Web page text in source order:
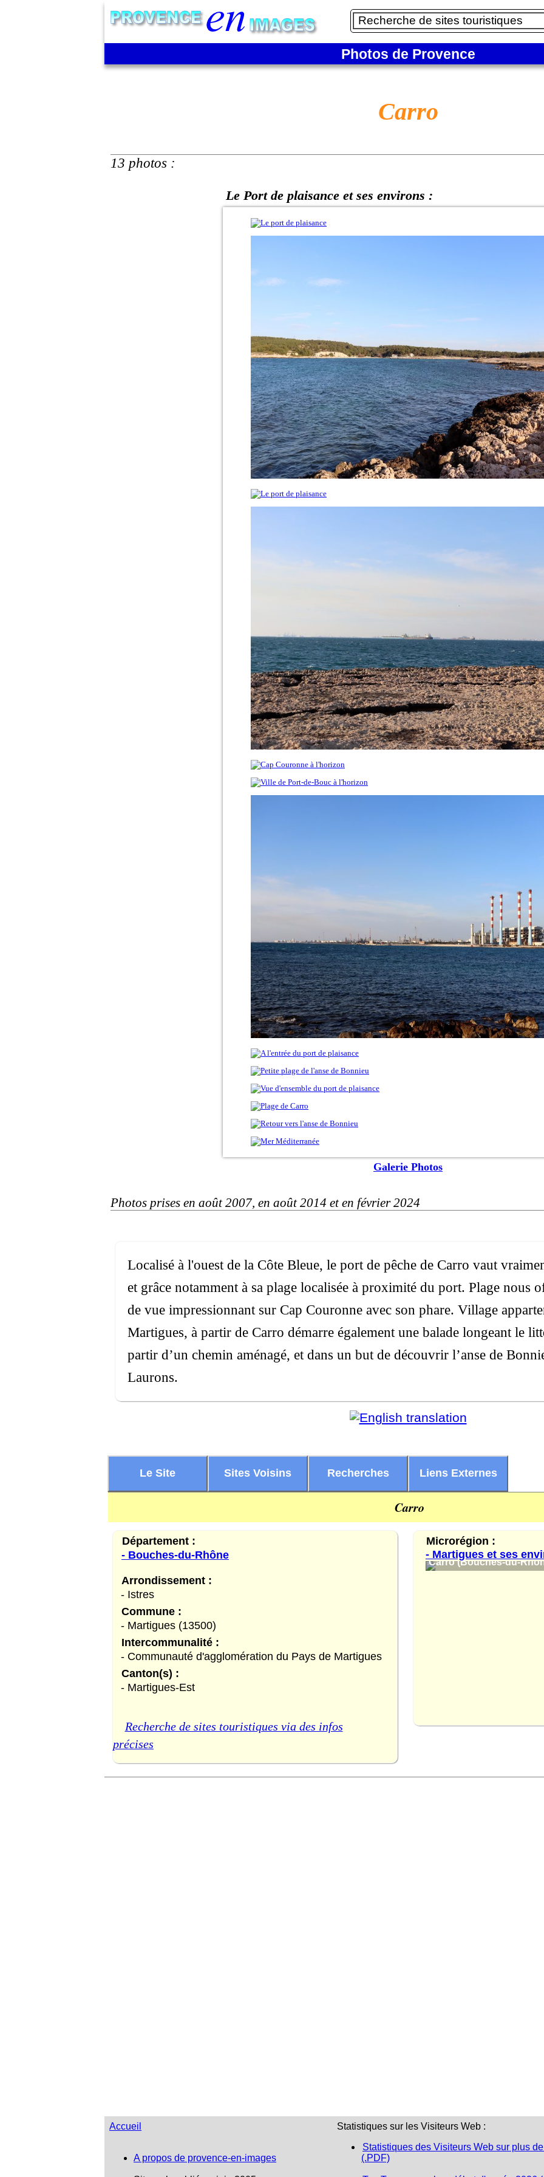
Photos de Provence
Carro
13 photos :
Le Port de plaisance et ses environs :
Galerie Photos
Photos prises en août 2007, en août 2014 et en février 2024
Localisé à l'ouest de la Côte Bleue, le port de pêche de Carro vaut
et grâce notamment à sa plage localisée à proximité du port. Plage nous
de vue impressionnant sur Cap Couronne avec son phare. Village
Martigues, à partir de Carro démarre également une balade longeant le
partir d’un chemin aménagé, et dans un but de découvrir l’anse de
Laurons.
Le Site Sites Voisins Recherches Liens Externes
Carro
Département :
- Bouches-du-Rhône
Arrondissement :
- Istres
Commune :
- Martigues (13500)
Intercommunalité :
- Communauté d'agglomération du Pays de Martigues
Canton(s) :
- Martigues-Est
Recherche de sites touristiques via des infos
précises
Microrégion :
- Martigues et ses
Carro (Bouches-du-Rhône)
Accueil
A propos de provence-en-images
Statistiques sur les Visiteurs Web :
Statistiques des Visiteurs Web sur plus
(.PDF)